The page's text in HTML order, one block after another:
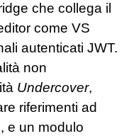
che collega il
come VS
autenticati JWT.
non
Undercover,
riferimenti ad
e un modulo